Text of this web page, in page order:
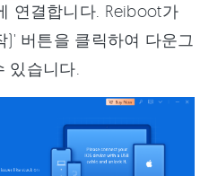
연결합니다. Reiboot가
)' 버튼을 클릭하여 다운그
있습니다.